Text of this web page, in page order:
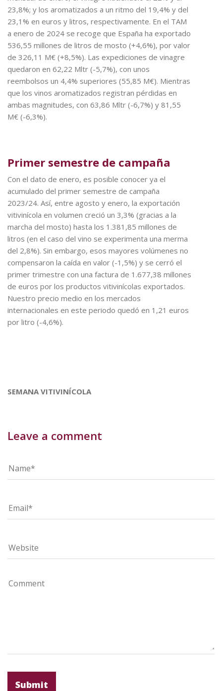
23,8%; y los aromatizados a un ritmo del 19,4% y del
23,1% en euros y litros, respectivamente. En el TAM
a enero de 2024 se recoge que España ha exportado
536,55 millones de litros de mosto (+4,6%), por valor
de 326,11 M€ (+8,5%). Las expediciones de vinagre
quedaron en 62,22 Mltr (-5,7%), con unos
reembolsos un 4,4% superiores (55,85 M€). Mientras
que los vinos aromatizados registran pérdidas en
ambas magnitudes, con 63,86 Mltr (-6,7%) y 81,55
M€ (-6,3%).
Primer semestre de campaña
Con el dato de enero, es posible conocer ya el
acumulado del primer semestre de campaña
2023/24. Así, entre agosto y enero, la exportación
vitivinícola en volumen creció un 3,3% (gracias a la
marcha del mosto) hasta los 1.381,85 millones de
litros (en el caso del vino se experimenta una merma
del 2,8%). Sin embargo, esos mayores volúmenes no
compensaron la caída en valor (-1,5%) y se cerró el
primer trimestre con una factura de 1.677,38 millones
de euros por los productos vitivinícolas exportados.
Nuestro precio medio en los mercados
internacionales en este periodo quedó en 1,21 euros
por litro (-4,6%).
SEMANA VITIVINÍCOLA
Leave a comment